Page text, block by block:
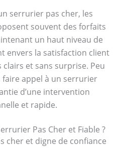
serrurier pas cher, les
souvent des forfaits
un haut niveau de
envers la satisfaction client
et sans surprise. Peu
appel à un serrurier
d’une intervention
et rapide.
Pas Cher et Fiable ?
cher et digne de confiance